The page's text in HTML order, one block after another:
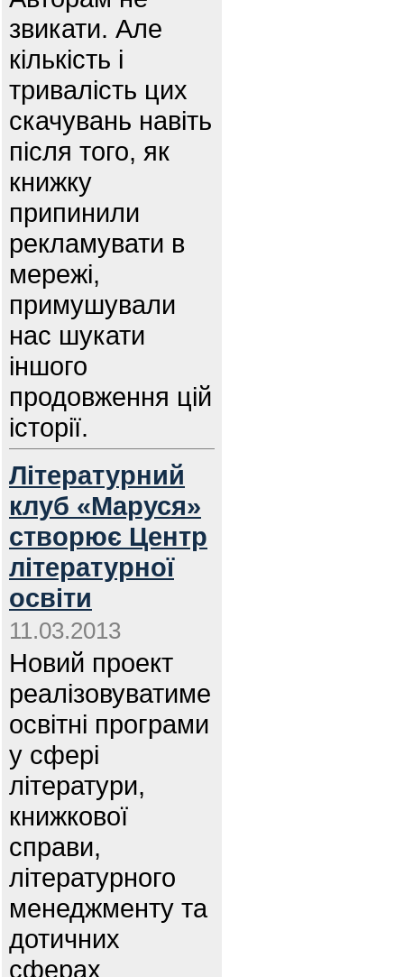
звикати. Але
кількість і
тривалість цих
скачувань навіть
після того, як
книжку
припинили
рекламувати в
мережі,
примушували
нас шукати
іншого
продовження цій
історії.
Літературний
клуб «Маруся»
створює Центр
літературної
освіти
11.03.2013
Новий проект
реалізовуватиме
освітні програми
у сфері
літератури,
книжкової
справи,
літературного
менеджменту та
дотичних
сферах